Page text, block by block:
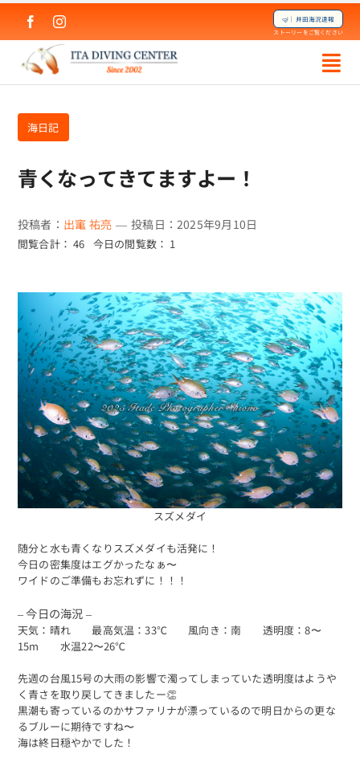
content
🤿｜井田海況速報
ストーリーをご覧ください
海日記
青くなってきてますよー！
投稿者： 出竃 祐亮 — 投稿日：2025年9月10日
閲覧合計： 46 今日の閲覧数： 1
スズメダイ
随分と水も青くなりスズメダイも活発に！
今日の密集度はエグかったなぁ〜
ワイドのご準備もお忘れずに！！！
– 今日の海況 –
天気：晴れ 最高気温：33℃ 風向き：南 透明度：8〜
15m 水温22〜26℃
先週の台風15号の大雨の影響で濁ってしまっていた透明度はようや
く青さを取り戻してきましたー👏
黒潮も寄っているのかサファリナが漂っているので明日からの更な
るブルーに期待ですね〜
海は終日穏やかでした！